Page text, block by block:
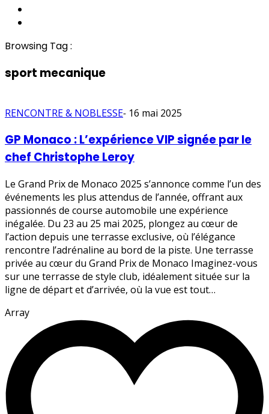
Browsing Tag :
sport mecanique
RENCONTRE & NOBLESSE- 16 mai 2025
GP Monaco : L’expérience VIP signée par le
chef Christophe Leroy
Le Grand Prix de Monaco 2025 s’annonce comme l’un des
événements les plus attendus de l’année, offrant aux
passionnés de course automobile une expérience
inégalée. Du 23 au 25 mai 2025, plongez au cœur de
l’action depuis une terrasse exclusive, où l’élégance
rencontre l’adrénaline au bord de la piste. Une terrasse
privée au cœur du Grand Prix de Monaco Imaginez-vous
sur une terrasse de style club, idéalement située sur la
ligne de départ et d’arrivée, où la vue est tout…
Array